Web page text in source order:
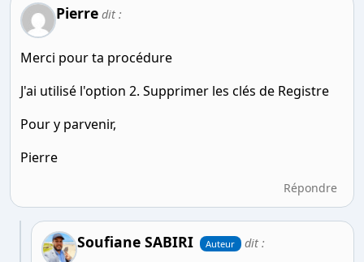
Pierre dit :
Merci pour ta procédure
J'ai utilisé l'option 2. Supprimer les clés de Registre
Pour y parvenir,
Pierre
Répondre
Soufiane SABIRI Auteur dit :